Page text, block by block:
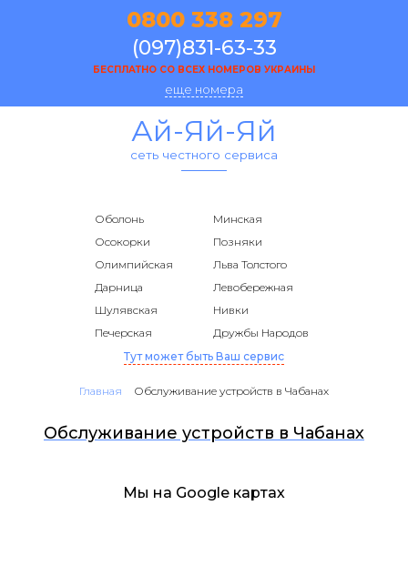
0800 338 297
(097)831-63-33
БЕСПЛАТНО СО ВСЕХ НОМЕРОВ УКРАИНЫ
еще номера
Ай-Яй-Яй
сеть честного сервиса
Оболонь
Минская
Осокорки
Позняки
Олимпийская
Льва Толстого
Дарница
Левобережная
Шулявская
Нивки
Печерская
Дружбы Народов
Тут может быть Ваш сервис
Главная Обслуживание устройств в Чабанах
Обслуживание устройств в Чабанах
Мы на Google картах